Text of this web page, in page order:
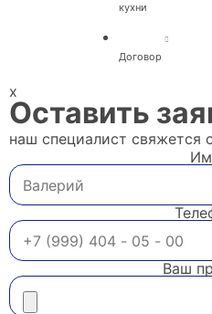
кухни
Договор
x
Оставить
наш специалист свяжется
Ваш